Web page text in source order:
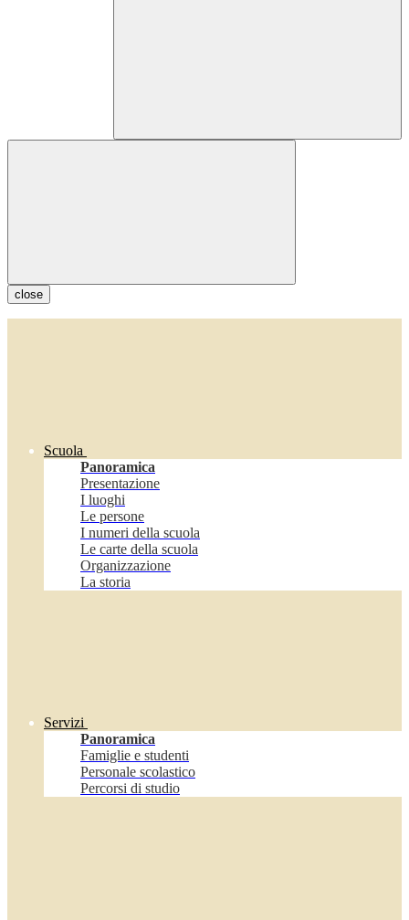
close
Scuola
Panoramica
Presentazione
I luoghi
Le persone
I numeri della scuola
Le carte della scuola
Organizzazione
La storia
Servizi
Panoramica
Famiglie e studenti
Personale scolastico
Percorsi di studio